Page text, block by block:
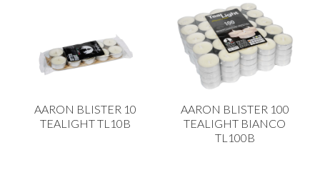
ACCESSORI VETRO
BAGNO
BILANCE
AARON BLISTER 10
TEALIGHT TL10B
AARON BLISTER 100
TEALIGHT BIANCO
TL100B